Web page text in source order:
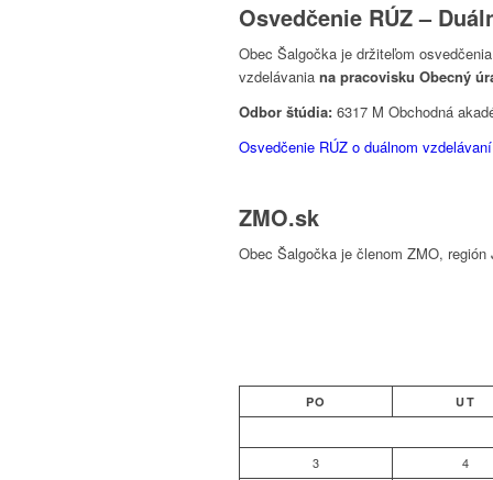
Osvedčenie RÚZ –
Obec Šalgočka je držiteľom
vzdelávania na pracovisku Obecný
Odbor štúdia: 6317 M Obchodná
Osvedčenie RÚZ o duálnom
ZMO.sk
Obec Šalgočka je členom ZMO,
PO UT
3 4